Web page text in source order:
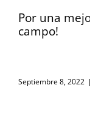
Por una
campo!
Septiembre 8, 2022 |